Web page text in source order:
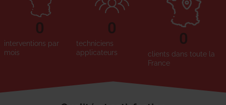
interventions par
mois
0
techniciens
applicateurs
0
clients dans toute la
France
0